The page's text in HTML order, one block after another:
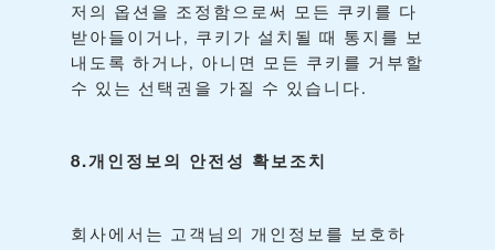
저의
옵션을 조정함으로써 모든 쿠키를 다
받아들이거나 , 쿠키가 설치될 때 통지를
보
내도록 하거나 , 아니면 모든 쿠키를 거부할
수 있는 선택권을 가질 수 있습니다 .
8.개인정보의 안전성 확보조치
회사에서는 고객님의 개인정보를
보호하